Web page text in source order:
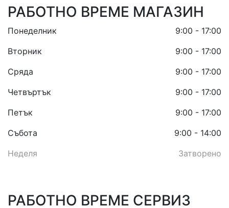
РАБОТНО ВРЕМЕ МАГАЗИН
Понеделник
9:00 - 17:00
Вторник
9:00 - 17:00
Сряда
9:00 - 17:00
Четвъртък
9:00 - 17:00
Петък
9:00 - 17:00
Събота
9:00 - 14:00
Неделя
Затворено
РАБОТНО ВРЕМЕ СЕРВИЗ